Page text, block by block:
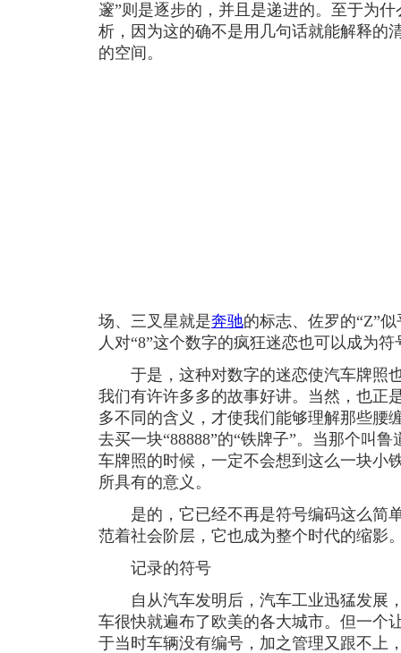
邃”则是逐步的，并且是递进的。至于为
析，因为这的确不是用几句话就能解释的
的空间。
场、三叉星就是奔驰的标志、佐罗的“Z”
人对“8”这个数字的疯狂迷恋也可以成为
于是，这种对数字的迷恋使汽车牌照
我们有许许多多的故事好讲。当然，也正
多不同的含义，才使我们能够理解那些腰
去买一块“88888”的“铁牌子”。当那个叫
车牌照的时候，一定不会想到这么一块小
所具有的意义。
是的，它已经不再是符号编码这么简
范着社会阶层，它也成为整个时代的缩影
记录的符号
自从汽车发明后，汽车工业迅猛发展
车很快就遍布了欧美的各大城市。但一个
于当时车辆没有编号，加之管理又跟不上